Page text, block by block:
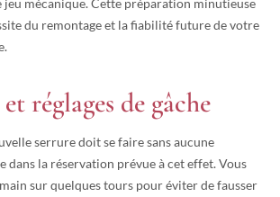
jeu mécanique. Cette préparation minutieuse
du remontage et la fiabilité future de votre
réglages de gâche
serrure doit se faire sans aucune
dans la réservation prévue à cet effet. Vous
main sur quelques tours pour éviter de fausser